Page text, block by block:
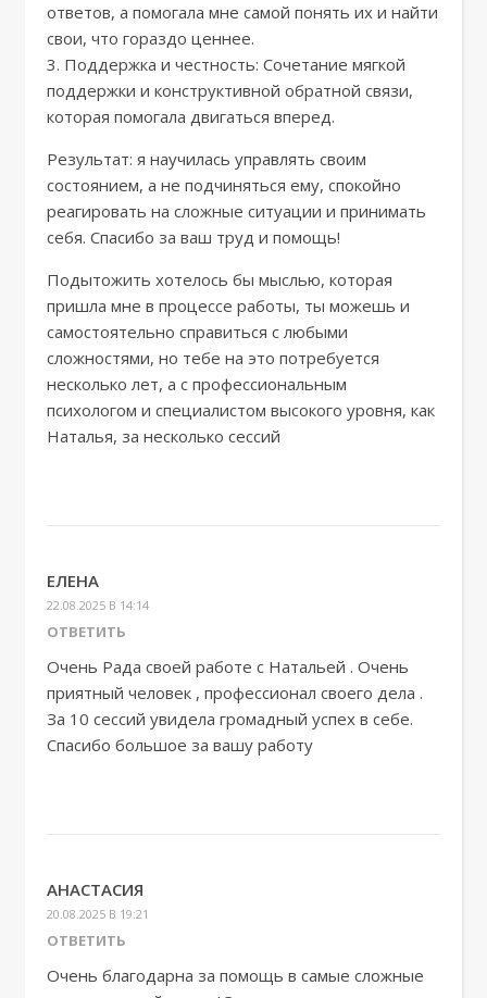
ответов, а помогала мне самой понять их и найти
свои, что гораздо ценнее.
3. Поддержка и честность: Сочетание мягкой
поддержки и конструктивной обратной связи,
которая помогала двигаться вперед.
Результат: я научилась управлять своим
состоянием, а не подчиняться ему, спокойно
реагировать на сложные ситуации и принимать
себя. Спасибо за ваш труд и помощь!
Подытожить хотелось бы мыслью, которая
пришла мне в процессе работы, ты можешь и
самостоятельно справиться с любыми
сложностями, но тебе на это потребуется
несколько лет, а с профессиональным
психологом и специалистом высокого уровня, как
Наталья, за несколько сессий
ЕЛЕНА
22.08.2025 В 14:14
ОТВЕТИТЬ
Очень Рада своей работе с Натальей . Очень
приятный человек , профессионал своего дела .
За 10 сессий увидела громадный успех в себе.
Спасибо большое за вашу работу
АНАСТАСИЯ
20.08.2025 В 19:21
ОТВЕТИТЬ
Очень благодарна за помощь в самые сложные